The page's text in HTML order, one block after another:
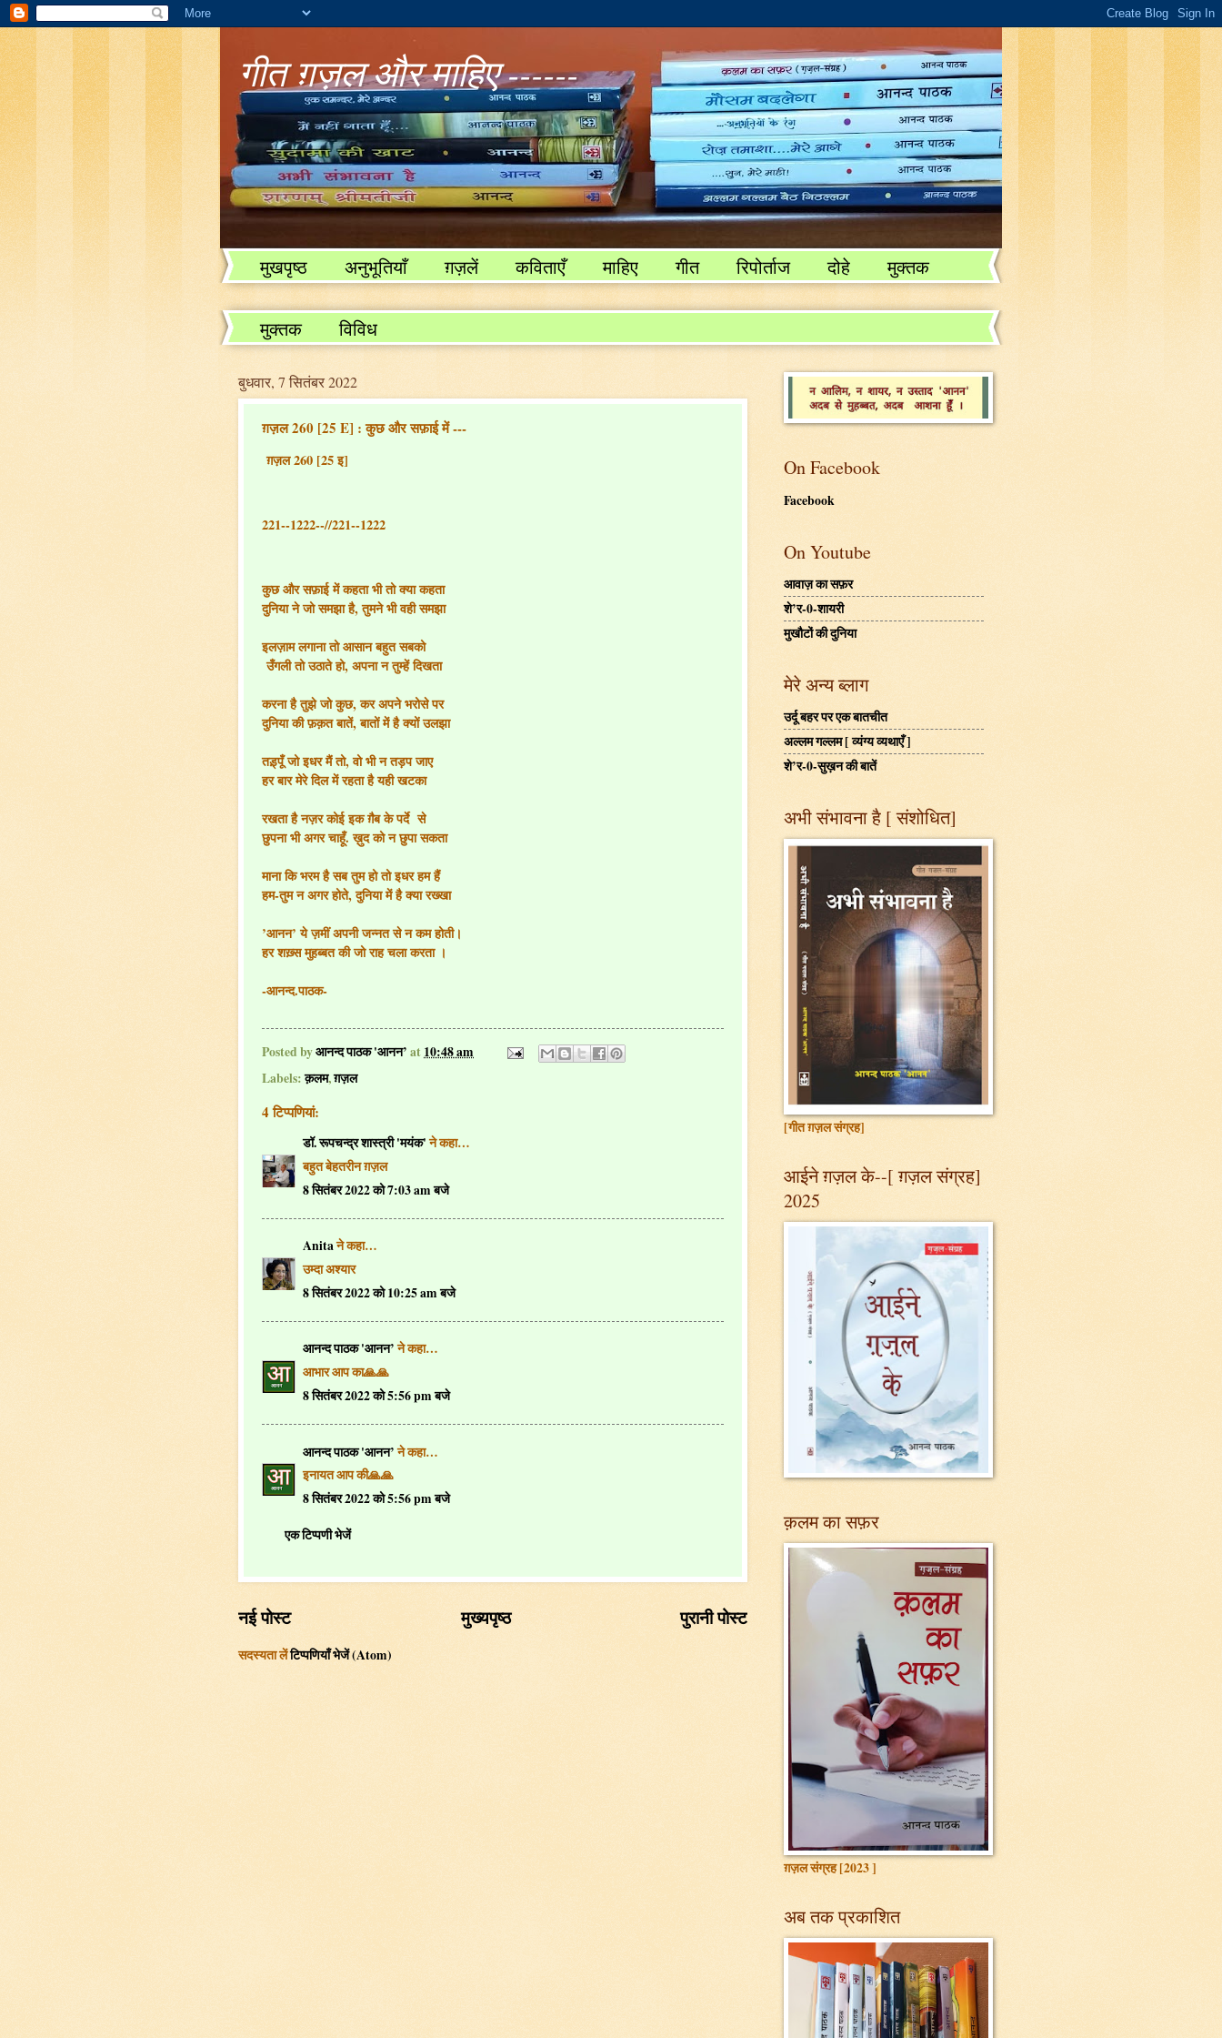
गीत ग़ज़ल और माहिए ------
मुखपृष्ठ अनुभूतियाँ ग़ज़लें कविताएँ माहिए गीत रिपोर्ताज दोहे
मुक्तक
विविध
मुक्तक
विविध
बुधवार, 7 सितंबर 2022
ग़ज़ल 260 [25 E] : कुछ और सफ़ाई में ---
ग़ज़ल 260 [25 इ]
221--1222--//221--1222
कुछ और सफ़ाई में कहता भी तो क्या कहता
दुनिया ने जो समझा है, तुमने भी वही समझा
इलज़ाम लगाना तो आसान बहुत सबको
उँगली तो उठाते हो, अपना न तुम्हें दिखता
करना है तुझे जो कुछ, कर अपने भरोसे पर
दुनिया की फ़क़त बातें, बातों में है क्यों उलझा
तड़्पूँ जो इधर मैं तो, वो भी न तड़प जाए
हर बार मेरे दिल में रहता है यही खटका
रखता है नज़र कोई इक ग़ैब के पर्दे से
छुपना भी अगर चाहूँ. ख़ुद को न छुपा सकता
माना कि भरम है सब तुम हो तो इधर हम हैं
हम-तुम न अगर होते, दुनिया में है क्या रख्खा
’आनन’ ये ज़मीं अपनी जन्नत से न कम होती।
हर शख़्स मुहब्बत की जो राह चला करता ।
-आनन्द.पाठक-
Posted byआनन्द पाठक 'आनन’ at10:48 am
Labels:क़लम,ग़ज़ल
4 टिप्‍पणियां:
डॉ. रूपचन्द्र शास्त्री 'मयंक'ने कहा…
बहुत बेहतरीन ग़ज़ल
8 सितंबर 2022 को 7:03 am बजे
Anitaने कहा…
उम्दा अश्यार
8 सितंबर 2022 को 10:25 am बजे
आनन्द पाठक 'आनन’ने कहा…
आभार आप का🙏🙏
8 सितंबर 2022 को 5:56 pm बजे
आनन्द पाठक 'आनन’ने कहा…
इनायत आप की🙏🙏
8 सितंबर 2022 को 5:56 pm बजे
एक टिप्पणी भेजें
नई पोस्ट पुरानी पोस्ट
मुख्यपृष्ठ
सदस्यता लेंटिप्पणियाँ भेजें (Atom)
On Facebook
Facebook
On Youtube
आवाज़ का सफ़र
शे’र-0-शायरी
मुखौटों की दुनिया
मेरे अन्य ब्लाग
उर्दू बहर पर एक बातचीत
अल्लम गल्लम [ व्यंग्य व्यथाएँ ]
शे’र-0-सुख़न की बातें
अभी संभावना है [ संशोधित]
[गीत ग़ज़ल संग्रह]
आईने ग़ज़ल के--[ ग़ज़ल संग्रह]
2025
क़लम का सफ़र
ग़ज़ल संग्रह [2023 ]
अब तक प्रकाशित